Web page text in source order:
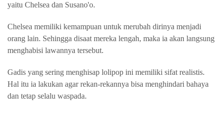
yaitu Chelsea dan Susano'o.
Chelsea memiliki kemampuan untuk merubah dirinya menjadi
orang lain. Sehingga disaat mereka lengah, maka ia akan langsung
menghabisi lawannya tersebut.
Gadis yang sering menghisap lolipop ini memiliki sifat realistis.
Hal itu ia lakukan agar rekan-rekannya bisa menghindari bahaya
dan tetap selalu waspada.